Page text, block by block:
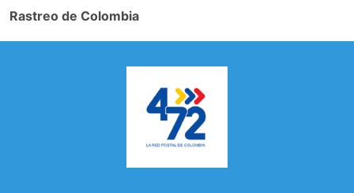
Rastreo de Colombia